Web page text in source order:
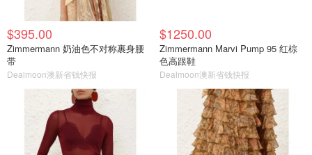
$395.00
Zimmermann 奶油色不对称裹身腰
带
Dealmoon澳新省钱快报
$1250.00
Zimmermann Marvi Pump 95 红棕
色高跟鞋
Dealmoon澳新省钱快报